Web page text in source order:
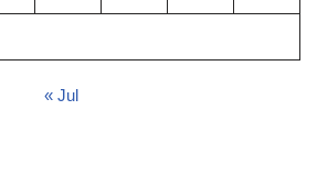
« Jul